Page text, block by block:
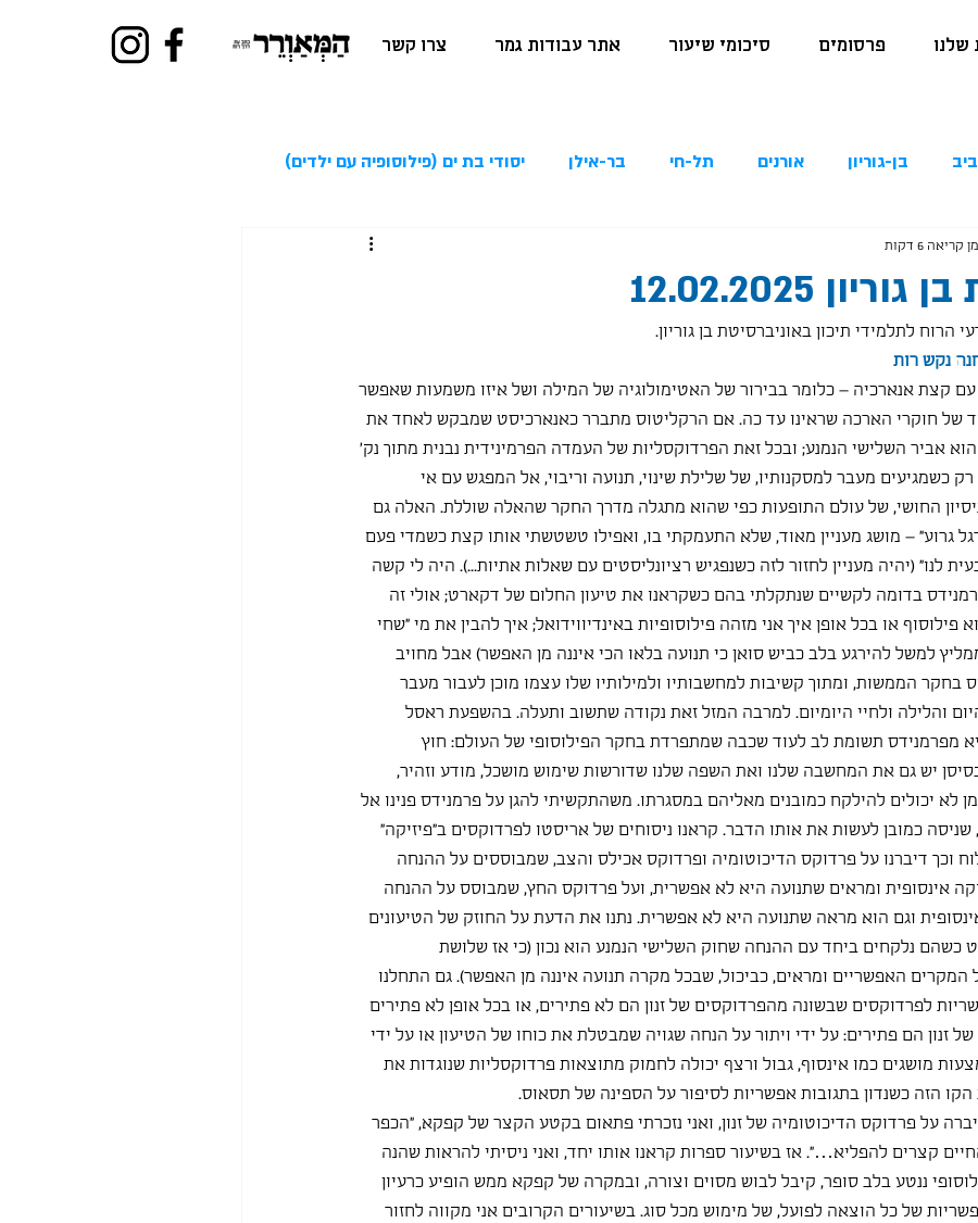
צרו קשר אתר עבודות גמר סיכומי שיעור פרסומים שלנו
בן-גוריון אורנים תל-חי בר-אילן יסודי בת ים (פילוסופיה עם ילדים)
12.02.2025
קריאה 6 דקות
נקש רות
קצת אנארכיה – כלומר בבירור של האטימולוגיה של המילה ושל איזו משמעות שאפשר
של חוקרי הארכה שראינו עד כה. אם הרקליטוס מתברר כאנארכיסט שמבקש לאחד את
הוא אביר השלישי הנמנע; ובכל זאת הפרדוקסליות של העמדה הפרמינידית נבנית מתוך נק'
רק כשמגיעים מעבר למסקנותיו, של שלילת שינוי, תנועה וריבוי, אל המפגש עם אי
החושי, של עולם התופעות כפי שהוא מתגלה מדרך החקר שהאלה שוללת. האלה גם
גרוע" – מושג מעניין מאוד, שלא התעמקתי בו, ואפילו טשטשתי אותו קצת כשמדי פעם
לנו" (יהיה מעניין לחזור לזה כשנפגיש רציונליסטים עם שאלות אתיות...). היה לי קשה
בדומה לקשיים שנתקלתי בהם כשקראנו את טיעון החלום של דקארט; אולי זה
פילוסוף או בכל אופן איך אני מזהה פילוסופיות באינדיווידואל; איך להבין את מי "שחי
למשל להירגע בלב כביש סואן כי תנועה בלאו הכי איננה מן האפשר) אבל מחויב
בחקר הממשות, ומתוך קשיבות למחשבותיו ולמילותיו שלו עצמו מוכן לעבור מעבר
והלילה ולחיי היומיום. למרבה המזל זאת נקודה שתשוב ותעלה. בהשפעת ראסל
מפרמנידס תשומת לב לעוד שכבה שמתפרדת בחקר הפילוסופי של העולם: חוץ
יש גם את המחשבה שלנו ואת השפה שלנו שדורשות שימוש מושכל, מודע וזהיר,
לא יכולים להילקח כמובנים מאליהם במסגרתו. משהתקשיתי להגן על פרמנידס פנינו אל
שניסה כמובן לעשות את אותו הדבר. קראנו ניסוחים של אריסטו לפרדוקסים ב"פיזיקה"
וכך דיברנו על פרדוקס הדיכוטומיה ופרדוקס אכילס והצב, שמבוססים על ההנחה
אינסופית ומראים שתנועה היא לא אפשרית, ועל פרדוקס החץ, שמבוסס על ההנחה
וגם הוא מראה שתנועה היא לא אפשרית. נתנו את הדעת על החוזק של הטיעונים
כשהם נלקחים ביחד עם ההנחה שחוק השלישי הנמנע הוא נכון (כי אז שלושת
האפשריים ומראים, כביכול, שבכל מקרה תנועה איננה מן האפשר). גם התחלנו
לפרדוקסים שבשונה מהפרדוקסים של זנון הם לא פתירים, או בכל אופן לא פתירים
זנון הם פתירים: על ידי ויתור על הנחה שגויה שמבטלת את כוחו של הטיעון או על ידי
מושגים כמו אינסוף, גבול ורצף יכולה לחמוק מתוצאות פרדוקסליות שנוגדות את
הזה כשנדון בתגובות אפשריות לסיפור על הספינה של תסאוס.
על פרדוקס הדיכוטומיה של זנון, ואני נזכרתי פתאום בקטע הקצר של קפקא, ״הכפר
קצרים להפליא…״. אז בשיעור ספרות קראנו אותו יחד, ואני ניסיתי להראות שהנה
ננטע בלב סופר, קיבל לבוש מסוים וצורה, ובמקרה של קפקא ממש הופיע כרעיון
של כל הוצאה לפועל, של מימוש מכל סוג. בשיעורים הקרובים אני מקווה לחזור